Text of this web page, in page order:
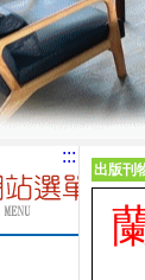
:::
出版刊